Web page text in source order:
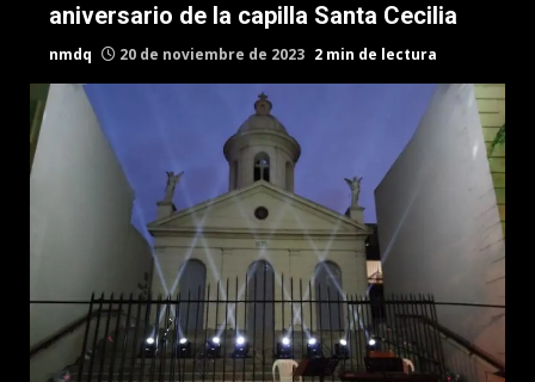
aniversario de la capilla Santa Cecilia
nmdq 20 de noviembre de 2023 2 min de lectura